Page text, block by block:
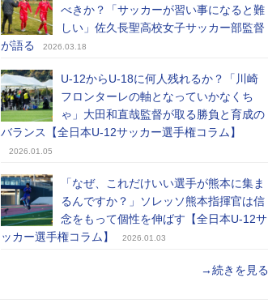
べきか？「サッカーが習い事になると難
しい」佐久長聖高校女子サッカー部監督
が語る
2026.03.18
U-12からU-18に何人残れるか？「川崎
フロンターレの軸となっていかなくち
ゃ」大田和直哉監督が取る勝負と育成の
バランス【全日本U-12サッカー選手権コラム】
2026.01.05
「なぜ、これだけいい選手が熊本に集ま
るんですか？」ソレッソ熊本指揮官は信
念をもって個性を伸ばす【全日本U-12サ
ッカー選手権コラム】
2026.01.03
→続きを見る